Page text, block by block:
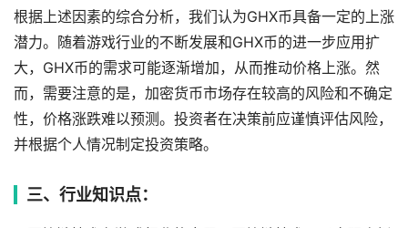
根据上述因素的综合分析，我们认为GHX币具备一定的上涨
潜力。随着游戏行业的不断发展和GHX币的进一步应用扩
大，GHX币的需求可能逐渐增加，从而推动价格上涨。然
而，需要注意的是，加密货币市场存在较高的风险和不确定
性，价格涨跌难以预测。投资者在决策前应谨慎评估风险，
并根据个人情况制定投资策略。
三、行业知识点：